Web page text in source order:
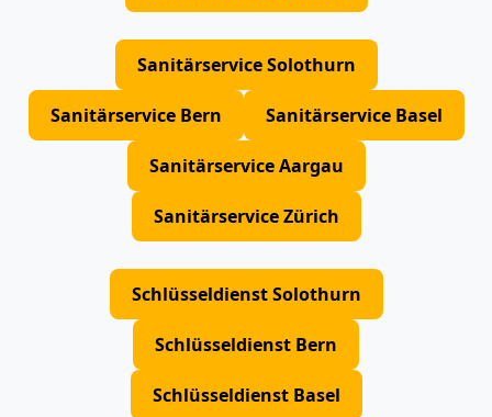
Sanitärservice Solothurn
Sanitärservice Bern Sanitärservice Basel
Sanitärservice Aargau
Sanitärservice Zürich
Schlüsseldienst Solothurn
Schlüsseldienst Bern
Schlüsseldienst Basel